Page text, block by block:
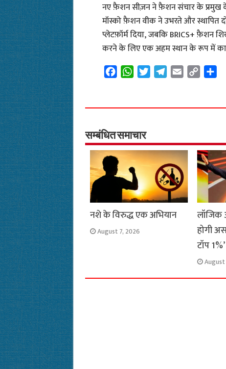
नए फ़ैशन सीज़न ने फ़ैशन संचार के प्रमुख
मॉस्को फ़ैशन वीक ने उभरते और स्थापित
प्लेटफ़ॉर्म दिया, जबकि BRICS+ फ़ैशन
करने के लिए एक अहम स्थान के रूप में
e
o
o
k
W
t
A
p
p
t
r
e
a
m
i
y
n
k
r
सम्बंधित समाचार
नशे के विरुद्ध एक अभियान
August 7, 2026
होगी
टॉप